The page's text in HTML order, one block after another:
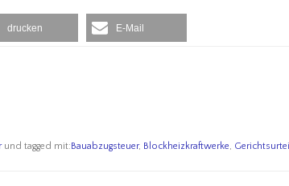
drucken E-Mail
und tagged mit: Bauabzugsteuer, Blockheizkraftwerke, Gerichtsurteil